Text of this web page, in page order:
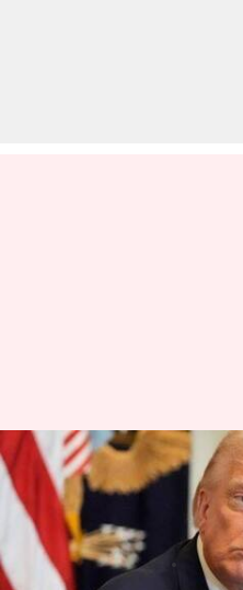
Donald
25శాతం
ఆగస్టు 27 నుంచి
వ్రాసిన వారు Sirish Praharaju Aug 06,